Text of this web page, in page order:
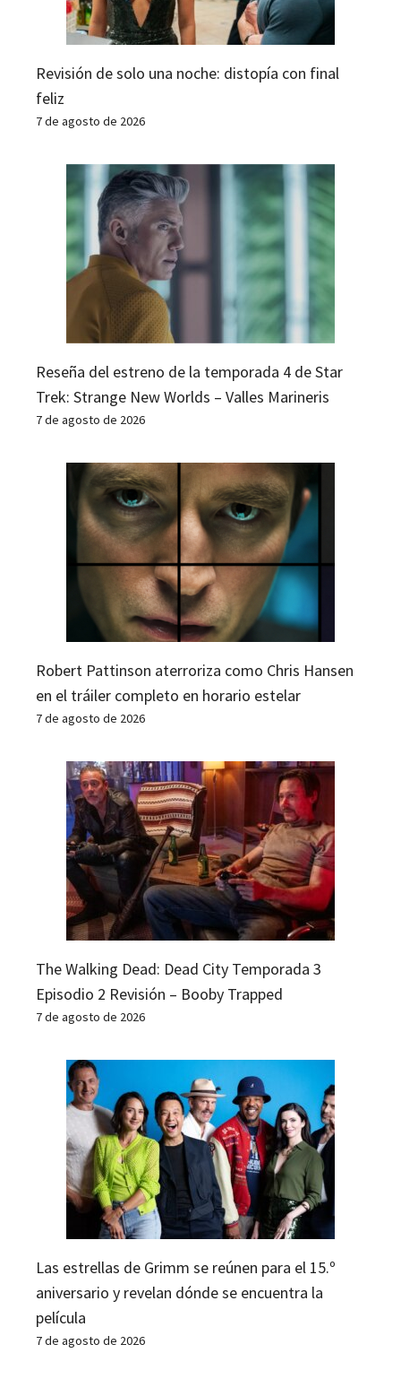
Revisión de solo una noche: distopía con final
feliz
7 de agosto de 2026
Reseña del estreno de la temporada 4 de Star
Trek: Strange New Worlds – Valles Marineris
7 de agosto de 2026
Robert Pattinson aterroriza como Chris Hansen
en el tráiler completo en horario estelar
7 de agosto de 2026
The Walking Dead: Dead City Temporada 3
Episodio 2 Revisión – Booby Trapped
7 de agosto de 2026
Las estrellas de Grimm se reúnen para el 15.º
aniversario y revelan dónde se encuentra la
película
7 de agosto de 2026